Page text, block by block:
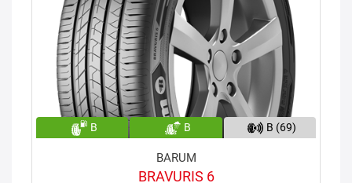
B B B (69)
BARUM
BRAVURIS 6